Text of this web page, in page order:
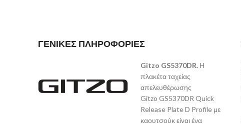
ΓΕΝΙΚΕΣ ΠΛΗΡΟΦΟΡΙΕΣ
Gitzo GS5370DR. Η
πλακέτα ταχείας
απελευθέρωσης
Gitzo GS5370DR Quick
Release Plate D Profile με
καουτσούκ είναι ένα